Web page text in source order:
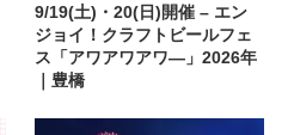
9/19(土)・20(日)開催 – エン
ジョイ！クラフトビールフェ
ス「アワアワアワ―」2026年
｜豊橋